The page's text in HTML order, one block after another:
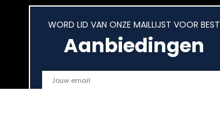
WORD LID VAN ONZE MAILLIJST VOOR BEST
Aanbiedingen